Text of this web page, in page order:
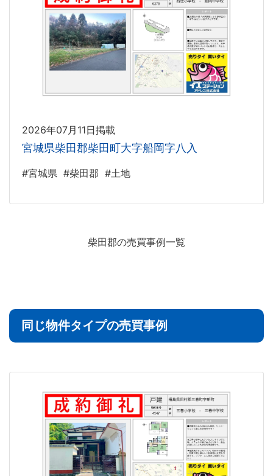
2026年07月11日掲載
宮城県柴田郡柴田町大字船岡字八入
#宮城県 #柴田郡 #土地
柴田郡の売買事例一覧
同じ物件タイプの売買事例